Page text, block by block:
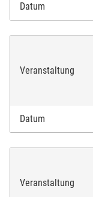
Datum
Veranstaltung
Datum
Veranstaltung